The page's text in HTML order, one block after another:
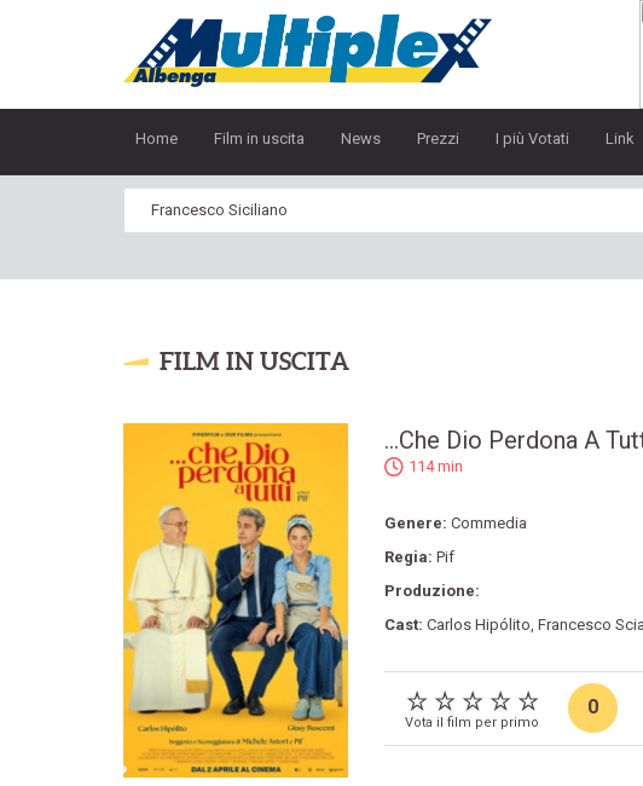
Home Film in uscita News Prezzi I più Votati Link
FILM IN USCITA
...Che Dio Perdona A
114 min
Genere: Commedia
Regia: Pif
Produzione:
Cast: Carlos Hipólito, Francesco
Vota il film per primo
0